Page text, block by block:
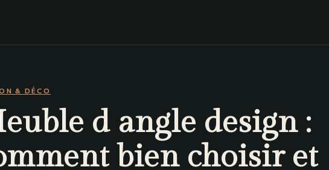
& DÉCO
d angle design :
bien choisir et